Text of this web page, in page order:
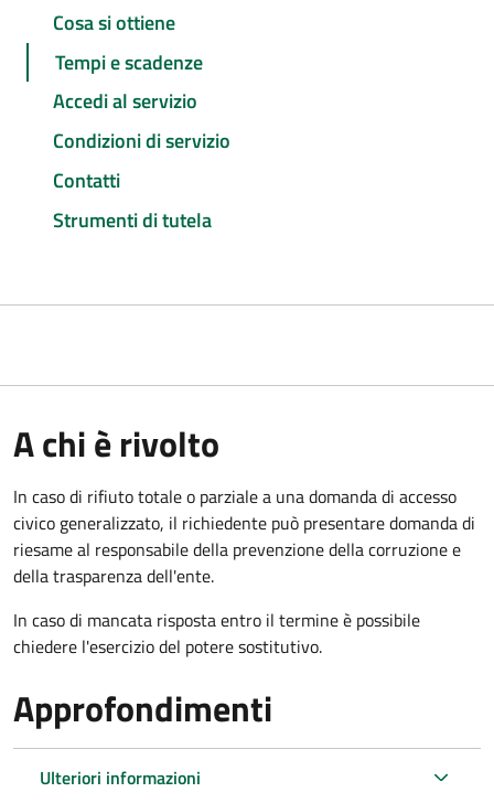
Cosa si ottiene
Tempi e scadenze
Accedi al servizio
Condizioni di servizio
Contatti
Strumenti di tutela
A chi è rivolto
In caso di rifiuto totale o parziale a una domanda di accesso
civico generalizzato, il richiedente può presentare domanda di
riesame al responsabile della prevenzione della corruzione e
della trasparenza dell'ente.
In caso di mancata risposta entro il termine è possibile
chiedere l'esercizio del potere sostitutivo.
Approfondimenti
Ulteriori informazioni